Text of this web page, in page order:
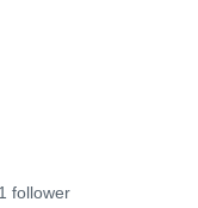
1 follower